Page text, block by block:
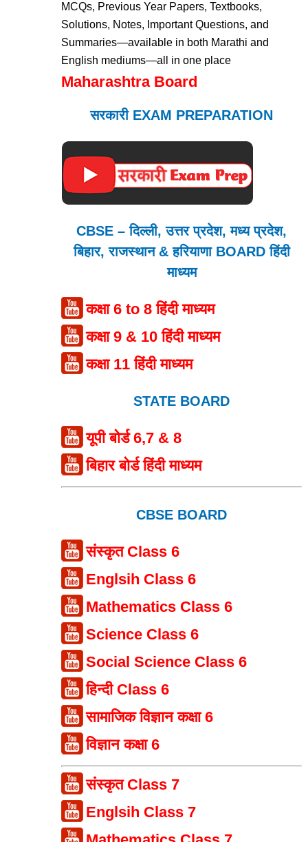
MCQs, Previous Year Papers, Textbooks,
Solutions, Notes, Important Questions, and
Summaries—available in both Marathi and
English mediums—all in one place
Maharashtra Board
सरकारी EXAM PREPARATION
CBSE – दिल्ली, उत्तर प्रदेश, मध्य प्रदेश,
बिहार, राजस्थान & हरियाणा BOARD हिंदी
माध्यम
कक्षा 6 to 8 हिंदी माध्यम
कक्षा 9 & 10 हिंदी माध्यम
कक्षा 11 हिंदी माध्यम
STATE BOARD
यूपी बोर्ड 6,7 & 8
बिहार बोर्ड हिंदी माध्यम
CBSE BOARD
संस्कृत Class 6
Englsih Class 6
Mathematics Class 6
Science Class 6
Social Science Class 6
हिन्दी Class 6
सामाजिक विज्ञान कक्षा 6
विज्ञान कक्षा 6
संस्कृत Class 7
Englsih Class 7